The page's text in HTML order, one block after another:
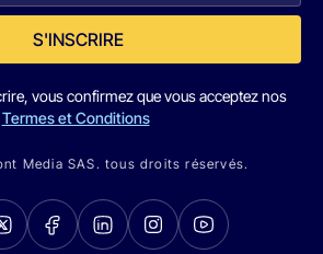
S'INSCRIRE
vous confirmez que vous acceptez nos
Termes et Conditions
Media SAS. tous droits réservés.